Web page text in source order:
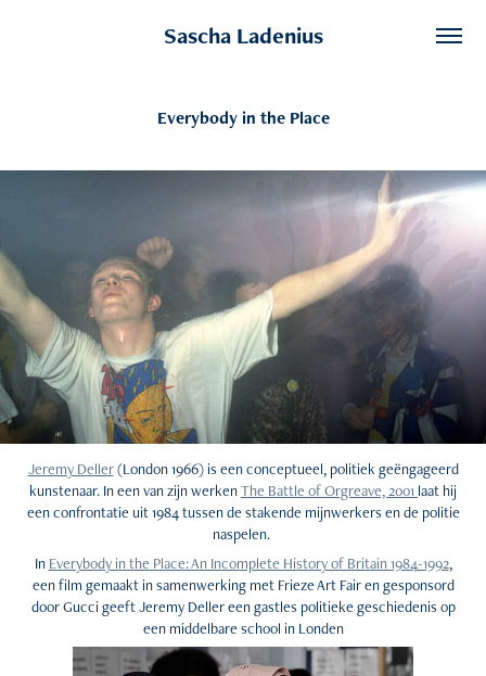
Sascha Ladenius
Everybody in the Place
Jeremy Deller(London 1966) is een conceptueel, politiek geëngageerd
kunstenaar. In een van zijn werkenThe Battle of Orgreave, 2001 laat hij
een confrontatie uit 1984 tussen de stakende mijnwerkers en de politie
naspelen.
In Everybody in the Place: An Incomplete History of Britain 1984-1992,
een film gemaakt in samenwerking met Frieze Art Fair en gesponsord
door Gucci geeft Jeremy Deller een gastles politieke geschiedenis op
een middelbare school in Londen